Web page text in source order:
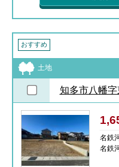
おすすめ
土地
知多市八幡
名鉄
名鉄